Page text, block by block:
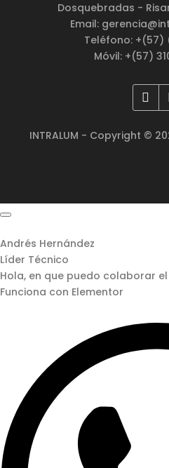
Dosquebradas -
Email:
Teléfono: +(57)
Móvil: +(57)
INTRALUM - Copyright ©
Andrés Hernández
Líder Técnico
Hola, en que puedo colaborar
Funciona con Elementor